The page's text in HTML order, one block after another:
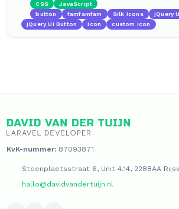
CSS
JavaScript
button
famfamfam Silk Icons
jQuery
jQuery UI Button
icon custom icon
KvK-nummer:87093871
Steenplaetsstraat 6, Unit 4.14, 2288AA
hallo@davidvandertuijn.nl